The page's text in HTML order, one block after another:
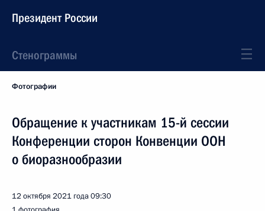
Президент России
Стенограммы
Фотографии
Обращение к участникам 15-й сессии
Конференции сторон Конвенции ООН
о биоразнообразии
12 октября 2021 года09:30